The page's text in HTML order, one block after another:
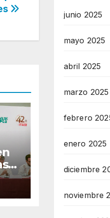
de
junio 2025
mayo 2025
abril 2025
marzo 2025
febrero
enero 2025
diciembre
noviembre